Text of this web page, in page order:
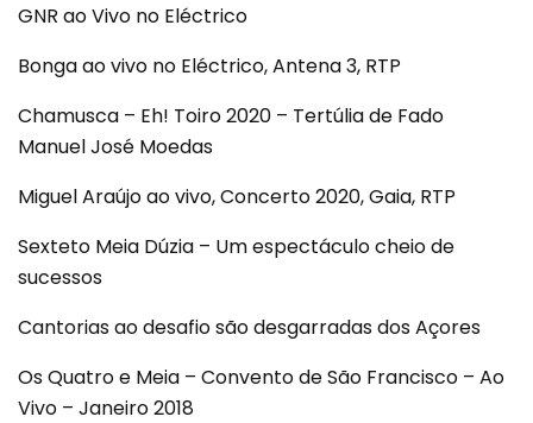
GNR ao Vivo no Eléctrico
Bonga ao vivo no Eléctrico, Antena 3, RTP
Chamusca – Eh! Toiro 2020 – Tertúlia de Fado
Manuel José Moedas
Miguel Araújo ao vivo, Concerto 2020, Gaia, RTP
Sexteto Meia Dúzia – Um espectáculo cheio de
sucessos
Cantorias ao desafio são desgarradas dos Açores
Os Quatro e Meia – Convento de São Francisco – Ao
Vivo – Janeiro 2018